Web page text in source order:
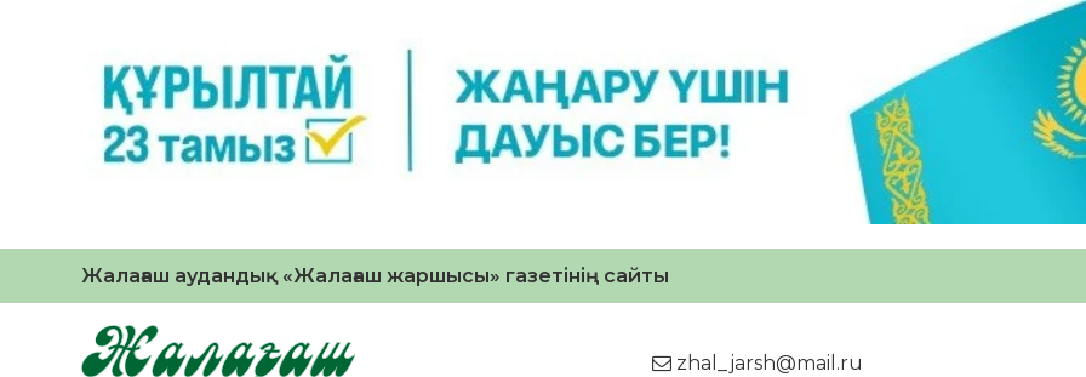
Жалағаш аудандық «Жалағаш жаршысы» газетінің сайты
zhal_jarsh@mail.ru